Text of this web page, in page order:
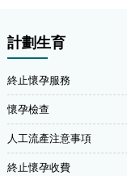
計劃生育
終止懷孕服務
懷孕檢查
人工流產注意事項
終止懷孕收費